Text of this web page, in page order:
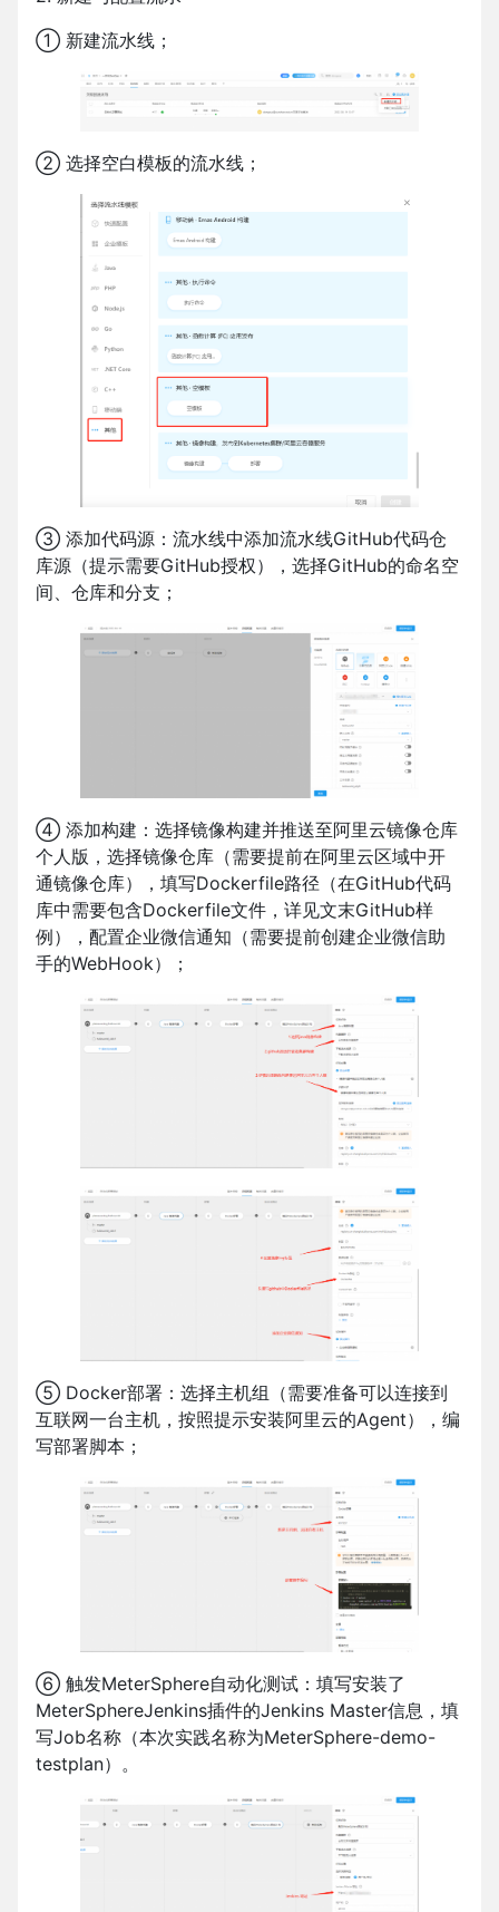
① 新建流水线；
② 选择空白模板的流水线；
③ 添加代码源：流水线中添加流水线GitHub代码仓
库源（提示需要GitHub授权），选择GitHub的命名空
间、仓库和分支；
④ 添加构建：选择镜像构建并推送至阿里云镜像仓库
个人版，选择镜像仓库（需要提前在阿里云区域中开
通镜像仓库），填写Dockerfile路径（在GitHub代码
库中需要包含Dockerfile文件，详见文末GitHub样
例），配置企业微信通知（需要提前创建企业微信助
手的WebHook）；
⑤ Docker部署：选择主机组（需要准备可以连接到
互联网一台主机，按照提示安装阿里云的Agent），编
写部署脚本；
⑥ 触发MeterSphere自动化测试：填写安装了
MeterSphereJenkins插件的Jenkins Master信息，填
写Job名称（本次实践名称为MeterSphere-demo-
testplan）。